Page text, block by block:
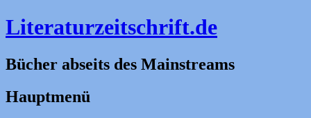
Literaturzeitschrift.de
Bücher abseits des Mainstreams
Hauptmenü